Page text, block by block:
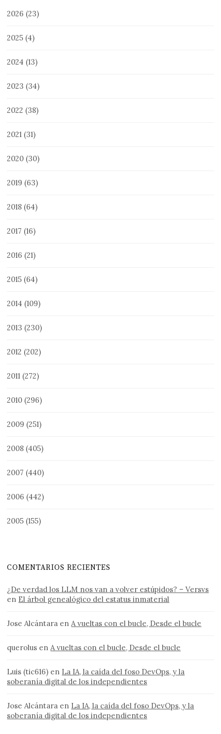
2026 (23)
2025 (4)
2024 (13)
2023 (34)
2022 (38)
2021 (31)
2020 (30)
2019 (63)
2018 (64)
2017 (16)
2016 (21)
2015 (64)
2014 (109)
2013 (230)
2012 (202)
2011 (272)
2010 (296)
2009 (251)
2008 (405)
2007 (440)
2006 (442)
2005 (155)
COMENTARIOS RECIENTES
¿De verdad los LLM nos van a volver estúpidos? – Versvs
en El árbol genealógico del estatus inmaterial
Jose Alcántara en A vueltas con el bucle, Desde el bucle
querolus en A vueltas con el bucle, Desde el bucle
Luis (tic616) en La IA, la caída del foso DevOps, y la
soberanía digital de los independientes
Jose Alcántara en La IA, la caída del foso DevOps, y la
soberanía digital de los independientes